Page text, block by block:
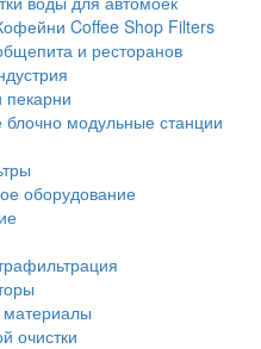
Coffee Shop Filters
и ресторанов
модульные станции
оборудование
очистки